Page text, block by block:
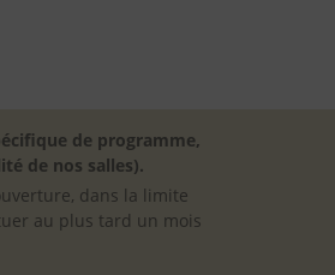
de programme,
de nos salles).
dans la limite
au plus tard un mois